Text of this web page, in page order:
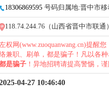
18306869595 号码归属地:晋中市移
118.74.244.76（山西省晋中市联通）
权网(www.zuoquanwang.cn)提醒您
兼职、刷单，都是骗子！凡以各
是骗子 ！异地招聘请提高警惕，谨
04-27 10:46:40